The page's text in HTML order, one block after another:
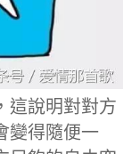
這說明對對方
變得隨便一